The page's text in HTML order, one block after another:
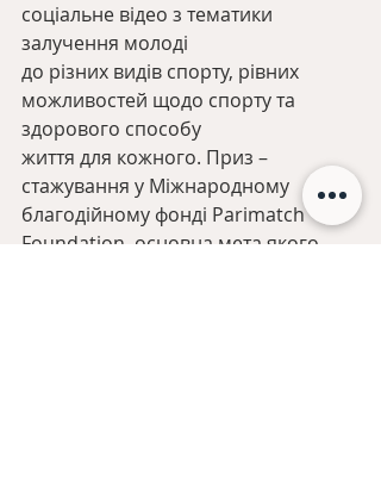
соціальне відео з тематики
залучення молоді
до різних видів спорту, рівних
можливостей щодо спорту та
здорового способу
життя для кожного. Приз –
стажування у Міжнародному
благодійному фонді Parimatch
Foundation, основна мета якого -